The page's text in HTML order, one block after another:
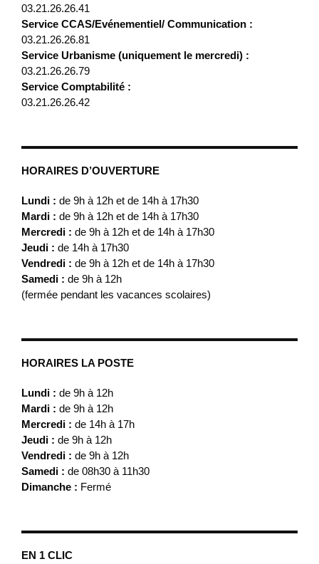
03.21.26.26.41
Service CCAS/Evénementiel/ Communication :
03.21.26.26.81
Service Urbanisme (uniquement le mercredi) :
03.21.26.26.79
Service Comptabilité :
03.21.26.26.42
HORAIRES D’OUVERTURE
Lundi : de 9h à 12h et de 14h à 17h30
Mardi : de 9h à 12h et de 14h à 17h30
Mercredi : de 9h à 12h et de 14h à 17h30
Jeudi : de 14h à 17h30
Vendredi : de 9h à 12h et de 14h à 17h30
Samedi : de 9h à 12h
(fermée pendant les vacances scolaires)
HORAIRES LA POSTE
Lundi : de 9h à 12h
Mardi : de 9h à 12h
Mercredi : de 14h à 17h
Jeudi : de 9h à 12h
Vendredi : de 9h à 12h
Samedi : de 08h30 à 11h30
Dimanche : Fermé
EN 1 CLIC